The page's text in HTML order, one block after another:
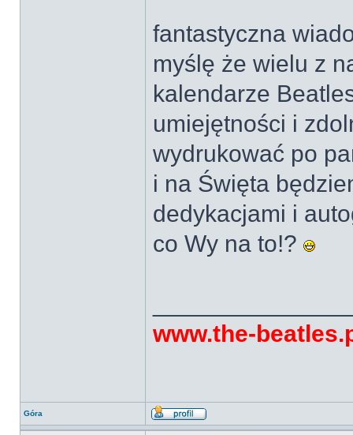
fantastyczna
myślę że wielu z
kalendarze
umiejętności i
wydrukować po
i na Święta
dedykacjami i
co Wy na to!?
www.the-
Góra